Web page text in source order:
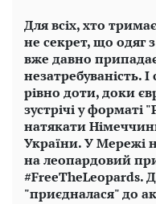
Для всіх, хто
не секрет, що одяг
вже давно
незатребуваність.
рівно доти, доки
зустрічі у
натякати
України. У Мережі
на леопардовий
#FreeTheLeopards.
"приєдналася" до